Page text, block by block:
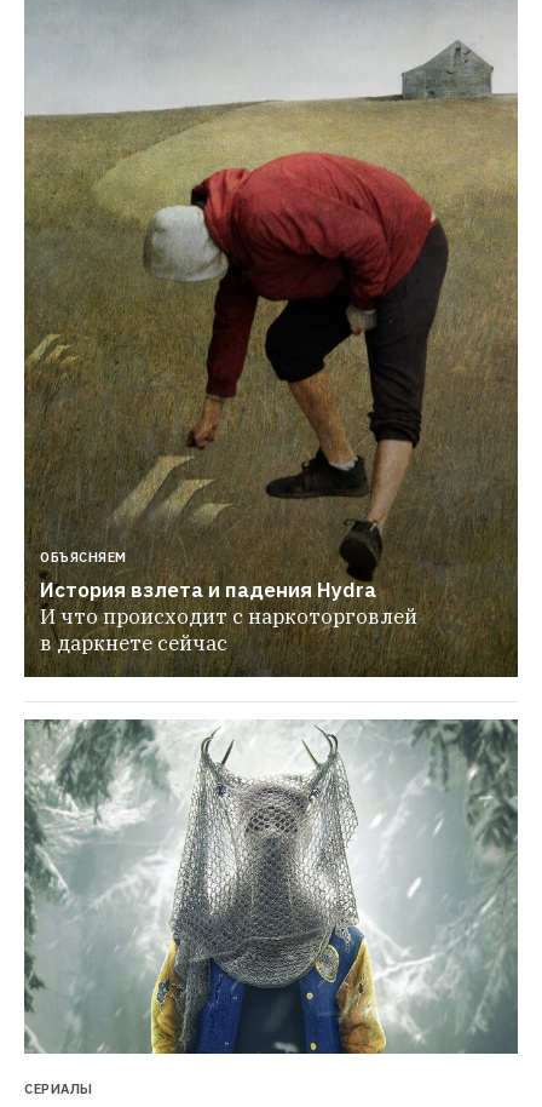
ОБЪЯСНЯЕМ
История взлета и падения Hydra
И что происходит с наркоторговлей
в даркнете сейчас
СЕРИАЛЫ